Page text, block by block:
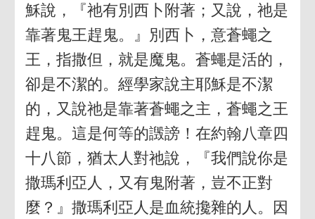
穌說，『祂有別西卜附著；又說，祂是
靠著鬼王趕鬼。』別西卜，意蒼蠅之
王，指撒但，就是魔鬼。蒼蠅是活的，
卻是不潔的。經學家說主耶穌是不潔
的，又說祂是靠著蒼蠅之主，蒼蠅之王
趕鬼。這是何等的譭謗！在約翰八章四
十八節，猶太人對祂說，『我們說你是
撒瑪利亞人，又有鬼附著，豈不正對
麼？』撒瑪利亞人是血統攙雜的人。因